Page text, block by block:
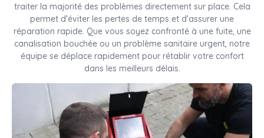
traiter la majorité des problèmes directement sur place. Cela
permet d’éviter les pertes de temps et d’assurer une
réparation rapide. Que vous soyez confronté à une fuite, une
canalisation bouchée ou un problème sanitaire urgent, notre
équipe se déplace rapidement pour rétablir votre confort
dans les meilleurs délais.